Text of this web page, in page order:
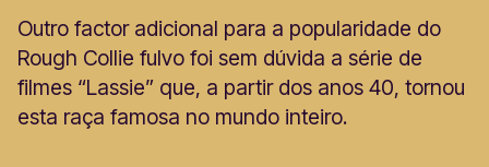
Outro factor adicional para a popularidade do
Rough Collie fulvo foi sem dúvida a série de
filmes “Lassie” que, a partir dos anos 40, tornou
esta raça famosa no mundo inteiro.